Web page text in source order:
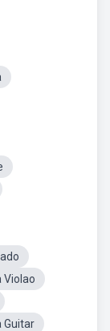
Violao
Guitar